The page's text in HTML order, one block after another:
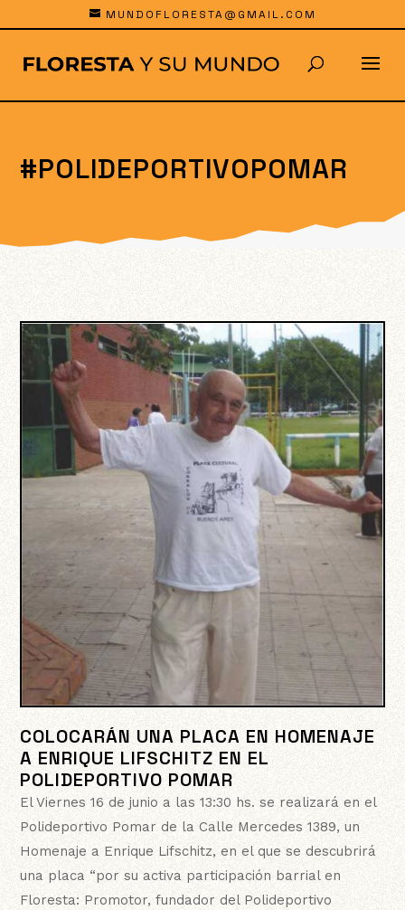
MUNDOFLORESTA@GMAIL.COM
#POLIDEPORTIVOPOMAR
COLOCARÁN UNA PLACA EN HOMENAJE
A ENRIQUE LIFSCHITZ EN EL
POLIDEPORTIVO POMAR
El Viernes 16 de junio a las 13:30 hs. se realizará en el
Polideportivo Pomar de la Calle Mercedes 1389, un
Homenaje a Enrique Lifschitz, en el que se descubrirá
una placa “por su activa participación barrial en
Floresta: Promotor, fundador del Polideportivo